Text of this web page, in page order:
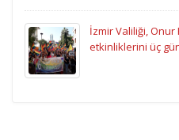
İzmir Valiliği, Onur
etkinliklerini üç